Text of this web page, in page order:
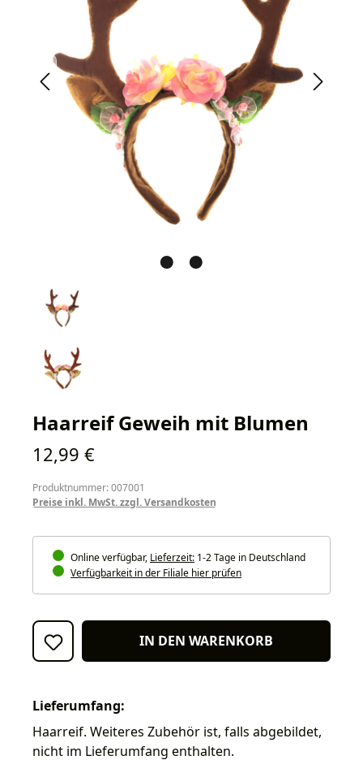
Haarreif Geweih mit Blumen
Regulärer Preis:
12,99 €
Produktnummer: 007001
Preise inkl. MwSt. zzgl. Versandkosten
Online verfügbar, Lieferzeit: 1-2 Tage in Deutschland
Verfügbarkeit in der Filiale hier prüfen
IN DEN WARENKORB
Lieferumfang:
Haarreif. Weiteres Zubehör ist, falls abgebildet,
nicht im Lieferumfang enthalten.